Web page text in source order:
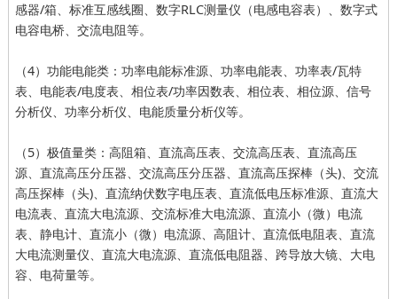
感器/箱、标准互感线圈、数字RLC测量仪（电感电容表）、数字式
电容电桥、交流电阻等。
（4）功能电能类：功率电能标准源、功率电能表、功率表/瓦特
表、电能表/电度表、相位表/功率因数表、相位表、相位源、信号
分析仪、功率分析仪、电能质量分析仪等。
（5）极值量类：高阻箱、直流高压表、交流高压表、直流高压
源、直流高压分压器、交流高压分压器、直流高压探棒（头)、交流
高压探棒（头)、直流纳伏数字电压表、直流低电压标准源、直流大
电流表、直流大电流源、交流标准大电流源、直流小（微）电流
表、静电计、直流小（微）电流源、高阻计、直流低电阻表、直流
大电流测量仪、直流大电流源、直流低电阻器、跨导放大镜、大电
容、电荷量等。